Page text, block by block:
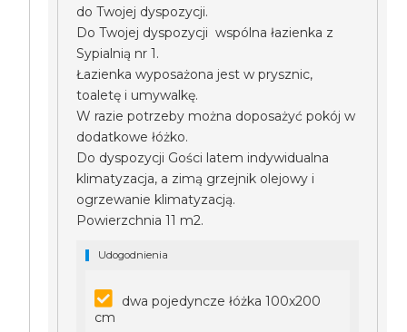
do Twojej dyspozycji.
Do Twojej dyspozycji wspólna łazienka z
Sypialnią nr 1.
Łazienka wyposażona jest w prysznic,
toaletę i umywalkę.
W razie potrzeby można doposażyć pokój w
dodatkowe łóżko.
Do dyspozycji Gości latem indywidualna
klimatyzacja, a zimą grzejnik olejowy i
ogrzewanie klimatyzacją.
Powierzchnia 11 m2.
Udogodnienia
dwa pojedyncze łóżka 100x200
cm